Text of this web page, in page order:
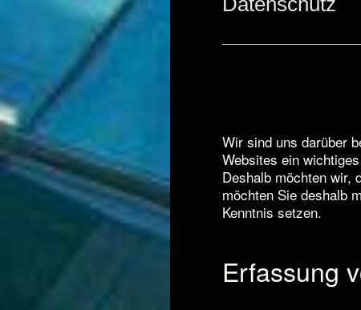
Wir sind uns darüber
Websites ein
Deshalb möchten wir,
möchten Sie deshalb
Kenntnis setzen.
Erfassung